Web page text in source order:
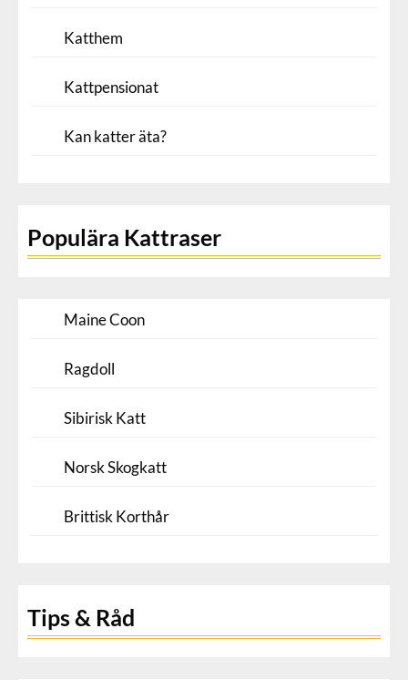
Katthem
Kattpensionat
Kan katter äta?
Populära Kattraser
Maine Coon
Ragdoll
Sibirisk Katt
Norsk Skogkatt
Brittisk Korthår
Tips & Råd